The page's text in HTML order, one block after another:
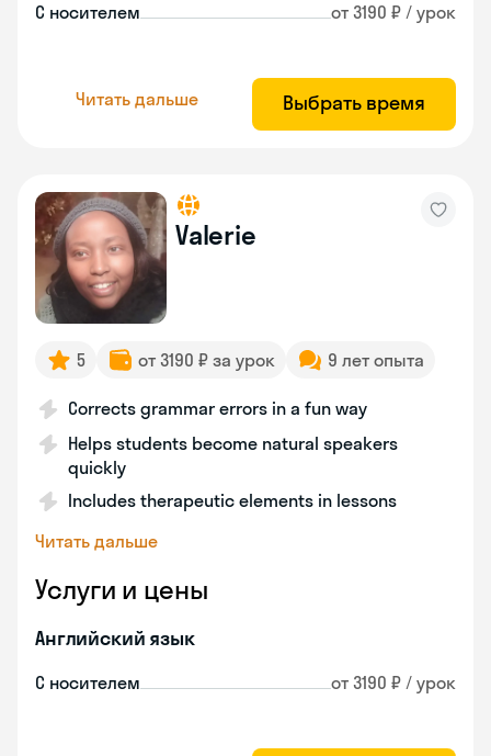
С носителем от 3190 ₽ / урок
Читать дальше Выбрать время
Valerie
5 от 3190 ₽ за урок 9 лет опыта
Corrects grammar errors in a fun way
Helps students become natural speakers
quickly
Includes therapeutic elements in lessons
Читать дальше
Услуги и цены
Английский язык
С носителем от 3190 ₽ / урок